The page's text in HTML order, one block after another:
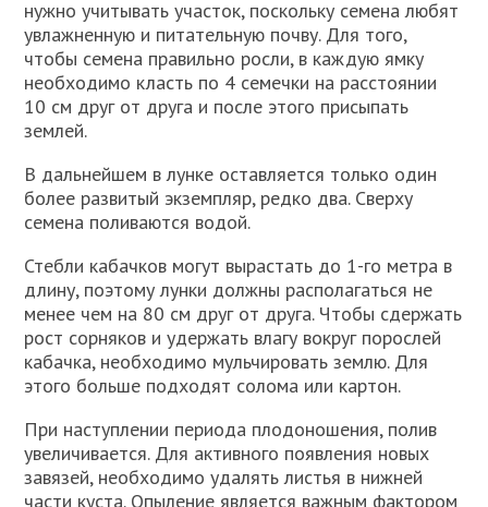
нужно учитывать участок, поскольку семена любят
увлажненную и питательную почву. Для того,
чтобы семена правильно росли, в каждую ямку
необходимо класть по 4 семечки на расстоянии
10 см друг от друга и после этого присыпать
землей.
В дальнейшем в лунке оставляется только один
более развитый экземпляр, редко два. Сверху
семена поливаются водой.
Стебли кабачков могут вырастать до 1-го метра в
длину, поэтому лунки должны располагаться не
менее чем на 80 см друг от друга. Чтобы сдержать
рост сорняков и удержать влагу вокруг порослей
кабачка, необходимо мульчировать землю. Для
этого больше подходят солома или картон.
При наступлении периода плодоношения, полив
увеличивается. Для активного появления новых
завязей, необходимо удалять листья в нижней
части куста. Опыление является важным фактором